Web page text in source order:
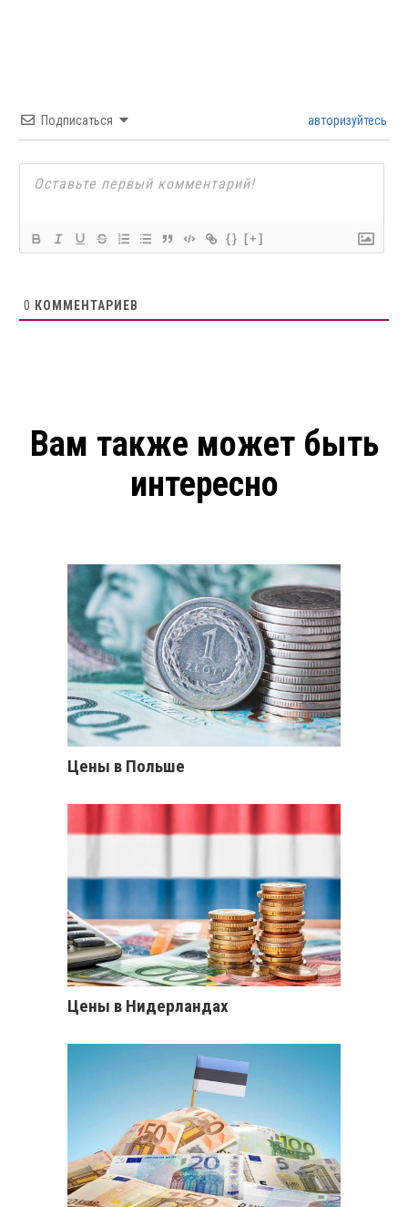
Подписаться авторизуйтесь
{} [+]
0 КОММЕНТАРИЕВ
Вам также может быть
интересно
Цены в Польше
Цены в Нидерландах